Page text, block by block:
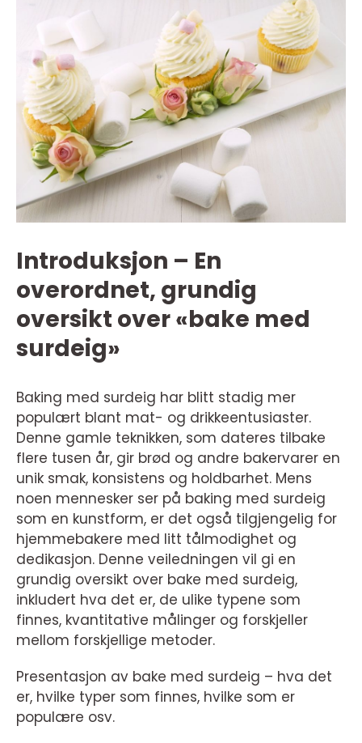
Introduksjon – En
overordnet, grundig
oversikt over «bake med
surdeig»
Baking med surdeig har blitt stadig mer
populært blant mat- og drikkeentusiaster.
Denne gamle teknikken, som dateres tilbake
flere tusen år, gir brød og andre bakervarer en
unik smak, konsistens og holdbarhet. Mens
noen mennesker ser på baking med surdeig
som en kunstform, er det også tilgjengelig for
hjemmebakere med litt tålmodighet og
dedikasjon. Denne veiledningen vil gi en
grundig oversikt over bake med surdeig,
inkludert hva det er, de ulike typene som
finnes, kvantitative målinger og forskjeller
mellom forskjellige metoder.
Presentasjon av bake med surdeig – hva det
er, hvilke typer som finnes, hvilke som er
populære osv.